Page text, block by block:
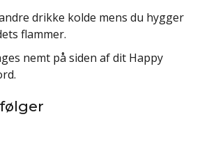
drikke kolde mens du hygger
flammer.
nemt på siden af dit Happy